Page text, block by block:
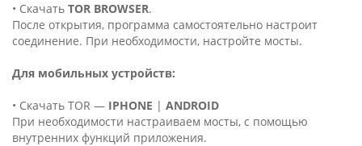
• Скачать TOR BROWSER.
После открытия, программа самостоятельно настроит
соединение. При необходимости, настройте мосты.
Для мобильных устройств:
• Скачать TOR — IPHONE | ANDROID
При необходимости настраиваем мосты, с помощью
внутренних функций приложения.